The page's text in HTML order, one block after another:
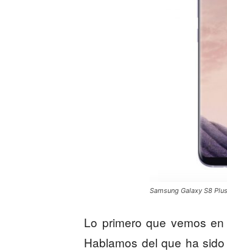
Samsung Galaxy S8
Lo primero que vemos
Hablamos del que ha